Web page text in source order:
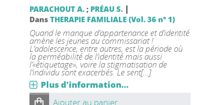
PARACHOUT A.; PRÉAU S. |
Dans THERAPIE FAMILIALE (Vol. 36 n° 1)
Quand le manque d’appartenance et d’identité
amène les jeunes au commissariat !
L’adolescence, entre autres, est la période où
la perméabilité de l’identité mais aussi
l’«étiquetage», voire la stigmatisation de
l’individu sont exacerbés. Le sent[...]
Plus d'information...
Ajouter au panier